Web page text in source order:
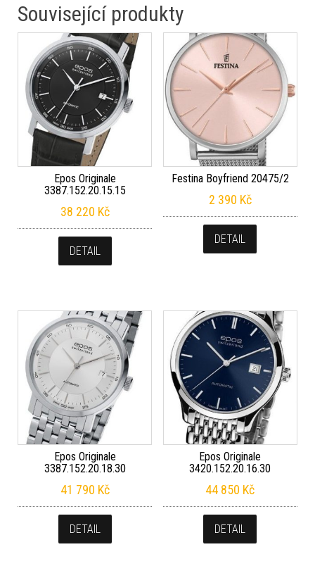
Související produkty
Epos Originale
3387.152.20.15.15
38 220 Kč
DETAIL
Festina Boyfriend 20475/2
2 390 Kč
DETAIL
Epos Originale
3387.152.20.18.30
41 790 Kč
DETAIL
Epos Originale
3420.152.20.16.30
44 850 Kč
DETAIL